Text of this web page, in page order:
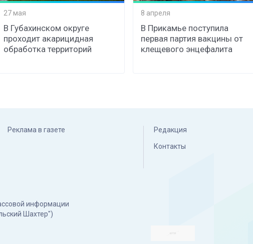
27 мая
В Губахинском округе
проходит акарицидная
обработка территорий
8 апреля
В Прикамье поступила
первая партия вакцины от
клещевого энцефалита
Реклама в газете Редакция
Контакты
информации
Шахтер")